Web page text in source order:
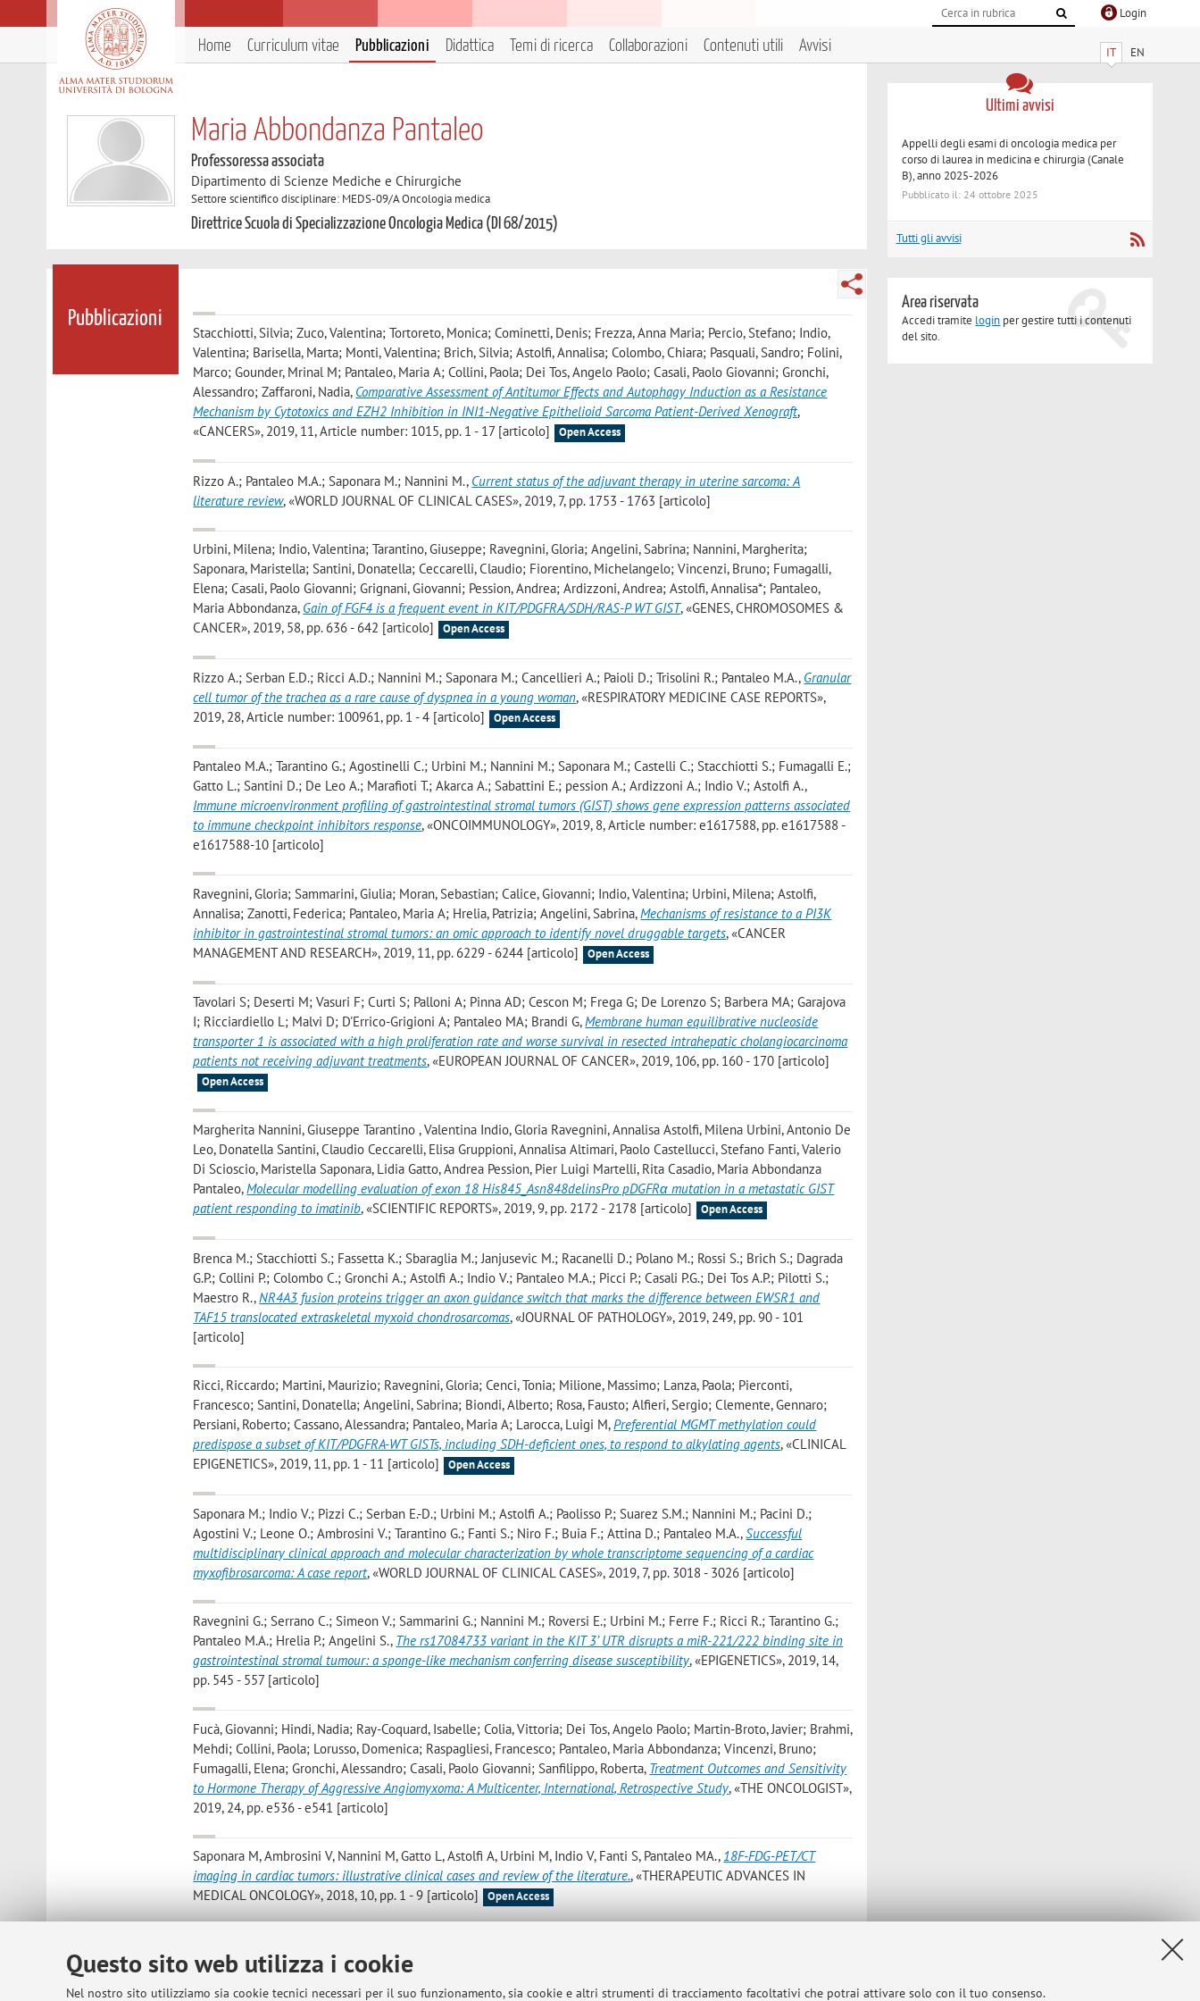
Questo sito web utilizza i cookie
Nel nostro sito utilizziamo sia cookie tecnici necessari per il suo funzionamento, sia cookie e altri strumenti di tracciamento facoltativi che potrai attivare solo con il tuo consenso.
Login
IT EN
Home Curriculum vitae Pubblicazioni Didattica Temi di ricerca Collaborazioni Contenuti utili Avvisi
Maria Abbondanza Pantaleo
Professoressa associata
Dipartimento di Scienze Mediche e Chirurgiche
Settore scientifico disciplinare: MEDS-09/A Oncologia medica
Direttrice Scuola di Specializzazione Oncologia Medica (DI 68/2015)
Pubblicazioni
Stacchiotti, Silvia; Zuco, Valentina; Tortoreto, Monica; Cominetti, Denis; Frezza, Anna Maria; Percio, Stefano; Indio,
Valentina; Barisella, Marta; Monti, Valentina; Brich, Silvia; Astolfi, Annalisa; Colombo, Chiara; Pasquali, Sandro; Folini,
Marco; Gounder, Mrinal M; Pantaleo, Maria A; Collini, Paola; Dei Tos, Angelo Paolo; Casali, Paolo Giovanni; Gronchi,
Alessandro; Zaffaroni, Nadia, Comparative Assessment of Antitumor Effects and Autophagy Induction as a Resistance
Mechanism by Cytotoxics and EZH2 Inhibition in INI1-Negative Epithelioid Sarcoma Patient-Derived Xenograft,
«CANCERS», 2019, 11, Article number: 1015, pp. 1 - 17 [articolo]
Open Access
Rizzo A.; Pantaleo M.A.; Saponara M.; Nannini M., Current status of the adjuvant therapy in uterine sarcoma: A
literature review, «WORLD JOURNAL OF CLINICAL CASES», 2019, 7, pp. 1753 - 1763 [articolo]
Urbini, Milena; Indio, Valentina; Tarantino, Giuseppe; Ravegnini, Gloria; Angelini, Sabrina; Nannini, Margherita;
Saponara, Maristella; Santini, Donatella; Ceccarelli, Claudio; Fiorentino, Michelangelo; Vincenzi, Bruno; Fumagalli,
Elena; Casali, Paolo Giovanni; Grignani, Giovanni; Pession, Andrea; Ardizzoni, Andrea; Astolfi, Annalisa*; Pantaleo,
Maria Abbondanza, Gain of FGF4 is a frequent event in KIT/PDGFRA/SDH/RAS-P WT GIST, «GENES, CHROMOSOMES &
CANCER», 2019, 58, pp. 636 - 642 [articolo]
Open Access
Rizzo A.; Serban E.D.; Ricci A.D.; Nannini M.; Saponara M.; Cancellieri A.; Paioli D.; Trisolini R.; Pantaleo M.A., Granular
cell tumor of the trachea as a rare cause of dyspnea in a young woman, «RESPIRATORY MEDICINE CASE REPORTS»,
2019, 28, Article number: 100961, pp. 1 - 4 [articolo]
Open Access
Pantaleo M.A.; Tarantino G.; Agostinelli C.; Urbini M.; Nannini M.; Saponara M.; Castelli C.; Stacchiotti S.; Fumagalli E.;
Gatto L.; Santini D.; De Leo A.; Marafioti T.; Akarca A.; Sabattini E.; pession A.; Ardizzoni A.; Indio V.; Astolfi A.,
Immune microenvironment profiling of gastrointestinal stromal tumors (GIST) shows gene expression patterns associated
to immune checkpoint inhibitors response, «ONCOIMMUNOLOGY», 2019, 8, Article number: e1617588, pp. e1617588 -
e1617588-10 [articolo]
Ravegnini, Gloria; Sammarini, Giulia; Moran, Sebastian; Calice, Giovanni; Indio, Valentina; Urbini, Milena; Astolfi,
Annalisa; Zanotti, Federica; Pantaleo, Maria A; Hrelia, Patrizia; Angelini, Sabrina,Mechanisms of resistance to a PI3K
inhibitor in gastrointestinal stromal tumors: an omic approach to identify novel druggable targets, «CANCER
MANAGEMENT AND RESEARCH», 2019, 11, pp. 6229 - 6244 [articolo]
Open Access
Tavolari S; Deserti M; Vasuri F; Curti S; Palloni A; Pinna AD; Cescon M; Frega G; De Lorenzo S; Barbera MA; Garajova
I; Ricciardiello L; Malvi D; D'Errico-Grigioni A; Pantaleo MA; Brandi G,Membrane human equilibrative nucleoside
transporter 1 is associated with a high proliferation rate and worse survival in resected intrahepatic cholangiocarcinoma
patients not receiving adjuvant treatments, «EUROPEAN JOURNAL OF CANCER», 2019, 106, pp. 160 - 170 [articolo]
Open Access
Margherita Nannini, Giuseppe Tarantino , Valentina Indio, Gloria Ravegnini, Annalisa Astolfi, Milena Urbini, Antonio De
Leo, Donatella Santini, Claudio Ceccarelli, Elisa Gruppioni, Annalisa Altimari, Paolo Castellucci, Stefano Fanti, Valerio
Di Scioscio, Maristella Saponara, Lidia Gatto, Andrea Pession, Pier Luigi Martelli, Rita Casadio, Maria Abbondanza
Pantaleo,Molecular modelling evaluation of exon 18 His845_Asn848delinsPro pDGFRα mutation in a metastatic GIST
patient responding to imatinib, «SCIENTIFIC REPORTS», 2019, 9, pp. 2172 - 2178 [articolo] Open Access
Brenca M.; Stacchiotti S.; Fassetta K.; Sbaraglia M.; Janjusevic M.; Racanelli D.; Polano M.; Rossi S.; Brich S.; Dagrada
G.P.; Collini P.; Colombo C.; Gronchi A.; Astolfi A.; Indio V.; Pantaleo M.A.; Picci P.; Casali P.G.; Dei Tos A.P.; Pilotti S.;
Maestro R.,NR4A3 fusion proteins trigger an axon guidance switch that marks the difference between EWSR1 and
TAF15 translocated extraskeletal myxoid chondrosarcomas, «JOURNAL OF PATHOLOGY», 2019, 249, pp. 90 - 101
[articolo]
Ricci, Riccardo; Martini, Maurizio; Ravegnini, Gloria; Cenci, Tonia; Milione, Massimo; Lanza, Paola; Pierconti,
Francesco; Santini, Donatella; Angelini, Sabrina; Biondi, Alberto; Rosa, Fausto; Alfieri, Sergio; Clemente, Gennaro;
Persiani, Roberto; Cassano, Alessandra; Pantaleo, Maria A; Larocca, Luigi M,Preferential MGMT methylation could
predispose a subset of KIT/PDGFRA-WT GISTs, including SDH-deficient ones, to respond to alkylating agents, «CLINICAL
EPIGENETICS», 2019, 11, pp. 1 - 11 [articolo]
Open Access
Saponara M.; Indio V.; Pizzi C.; Serban E.-D.; Urbini M.; Astolfi A.; Paolisso P.; Suarez S.M.; Nannini M.; Pacini D.;
Agostini V.; Leone O.; Ambrosini V.; Tarantino G.; Fanti S.; Niro F.; Buia F.; Attina D.; Pantaleo M.A.,Successful
multidisciplinary clinical approach and molecular characterization by whole transcriptome sequencing of a cardiac
myxofibrosarcoma: A case report, «WORLD JOURNAL OF CLINICAL CASES», 2019, 7, pp. 3018 - 3026 [articolo]
Ravegnini G.; Serrano C.; Simeon V.; Sammarini G.; Nannini M.; Roversi E.; Urbini M.; Ferre F.; Ricci R.; Tarantino G.;
Pantaleo M.A.; Hrelia P.; Angelini S., The rs17084733 variant in the KIT 3’ UTR disrupts a miR-221/222 binding site in
gastrointestinal stromal tumour: a sponge-like mechanism conferring disease susceptibility, «EPIGENETICS», 2019, 14,
pp. 545 - 557 [articolo]
Fucà, Giovanni; Hindi, Nadia; Ray-Coquard, Isabelle; Colia, Vittoria; Dei Tos, Angelo Paolo; Martin-Broto, Javier; Brahmi,
Mehdi; Collini, Paola; Lorusso, Domenica; Raspagliesi, Francesco; Pantaleo, Maria Abbondanza; Vincenzi, Bruno;
Fumagalli, Elena; Gronchi, Alessandro; Casali, Paolo Giovanni; Sanfilippo, Roberta, Treatment Outcomes and Sensitivity
to Hormone Therapy of Aggressive Angiomyxoma: A Multicenter, International, Retrospective Study, «THE ONCOLOGIST»,
2019, 24, pp. e536 - e541 [articolo]
Saponara M, Ambrosini V, Nannini M, Gatto L, Astolfi A, Urbini M, Indio V, Fanti S, Pantaleo MA., 18F-FDG-PET/CT
imaging in cardiac tumors: illustrative clinical cases and review of the literature., «THERAPEUTIC ADVANCES IN
MEDICAL ONCOLOGY», 2018, 10, pp. 1 - 9 [articolo]
Open Access
Saponara, Maristella; Gatto, Lidia; Nigro, Concetta; Bertaccini, Paola; Zompatori, Maurizio; De Iaco, Pierandrea;
Ultimi avvisi
Appelli degli esami di oncologia medica per
corso di laurea in medicina e chirurgia (Canale
B), anno 2025-2026
Pubblicato il: 24 ottobre 2025
Tutti gli avvisi
Area riservata
Accedi tramite login per gestire tutti i contenuti
del sito.